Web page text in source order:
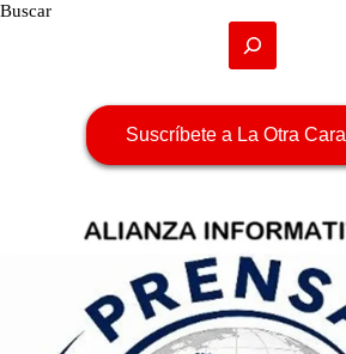
Buscar
Suscríbete a La Otra Cara